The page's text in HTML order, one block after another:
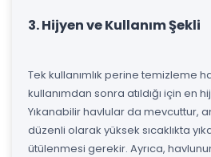
3. Hijyen ve Kullanım Şekli
Tek kullanımlık perine temizleme
kullanımdan sonra atıldığı için en
Yıkanabilir havlular da mevcuttur,
düzenli olarak yüksek sıcaklıkta
ütülenmesi gerekir. Ayrıca,